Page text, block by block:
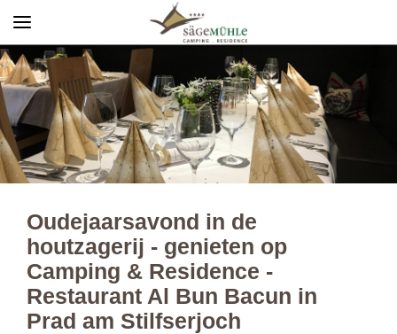
Menü
Oudejaarsavond in de
houtzagerij - genieten op
Camping & Residence -
Restaurant Al Bun Bacun in
Prad am Stilfserjoch